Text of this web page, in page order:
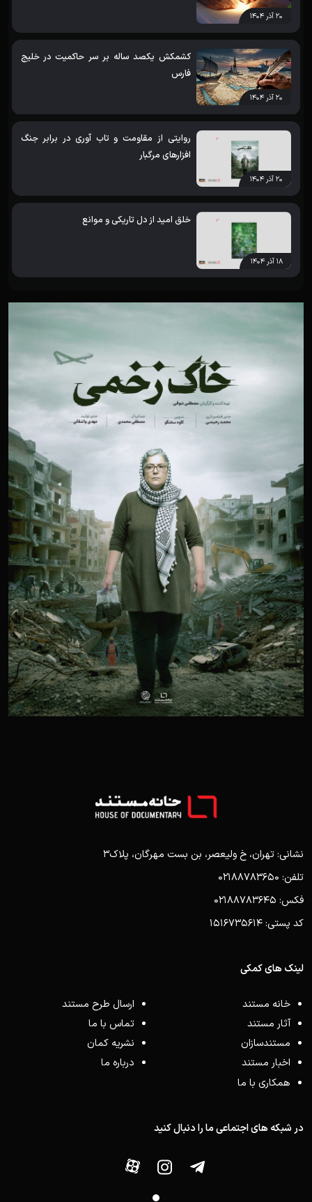
۲۰ آذر ۱۴۰۴
۲۰ آذر ۱۴۰۴
کشمکش یکصد ساله بر سر حاکمیت در خلیج
فارس
۲۰ آذر ۱۴۰۴
روایتی از مقاومت و تاب آوری در برابر جنگ
افزارهای مرگبار
۱۸ آذر ۱۴۰۴
خلق امید از دل تاریکی و موانع
نشانی: تهران، خ ولیعصر، بن بست مهرگان، پلاک3
تلفن: 02188783650
فکس: 02188783645
کد پستی: 1516735614
لینک های کمکی
خانه مستند
آثار مستند
مستندسازان
اخبار مستند
همکاری با ما
ارسال طرح مستند
تماس با ما
نشریه کمان
درباره ما
در شبکه های اجتماعی ما را دنبال کنید